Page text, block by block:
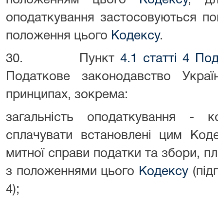
оподаткування застосовуються
положення цього Кодексу.
30. Пункт 4.1 статті 4
Податкове законодавство
принципах, зокрема:
загальність оподаткування -
сплачувати встановлені цим
митної справи податки та збори,
з положеннями цього Кодексу
4);